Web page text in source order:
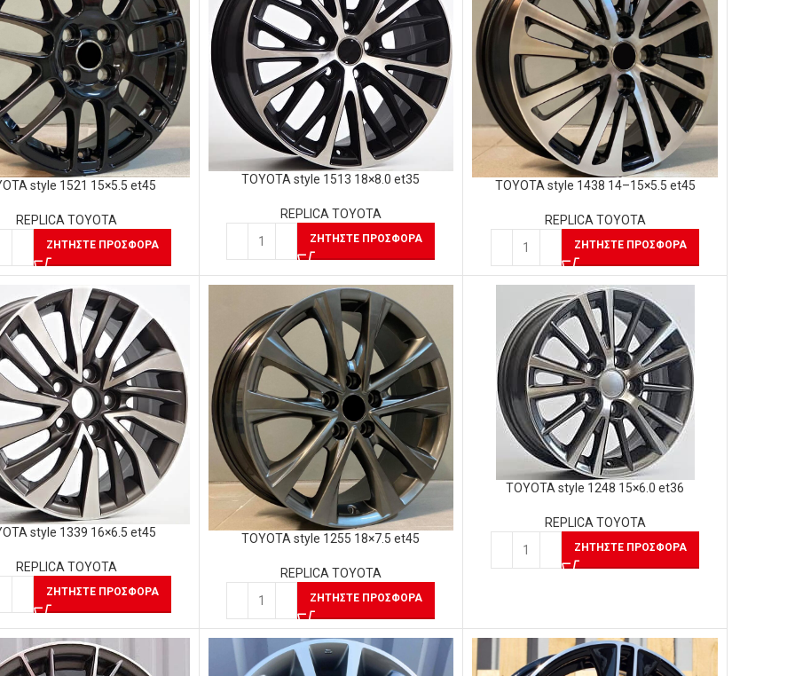
style 1521 15×5.5 et45
REPLICA TOYOTA
ΖΗΤΉΣΤΕ ΠΡΟΣΦΟΡΆ
TOYOTA style 1513 18×8.0 et35
REPLICA TOYOTA
ΖΗΤΉΣΤΕ ΠΡΟΣΦΟΡΆ
TOYOTA style 1438 14–15×5.5 et45
REPLICA TOYOTA
ΖΗΤΉΣΤΕ ΠΡΟΣΦΟΡΆ
style 1339 16×6.5 et45
REPLICA TOYOTA
ΖΗΤΉΣΤΕ ΠΡΟΣΦΟΡΆ
TOYOTA style 1255 18×7.5 et45
REPLICA TOYOTA
ΖΗΤΉΣΤΕ ΠΡΟΣΦΟΡΆ
TOYOTA style 1248 15×6.0 et36
REPLICA TOYOTA
ΖΗΤΉΣΤΕ ΠΡΟΣΦΟΡΆ